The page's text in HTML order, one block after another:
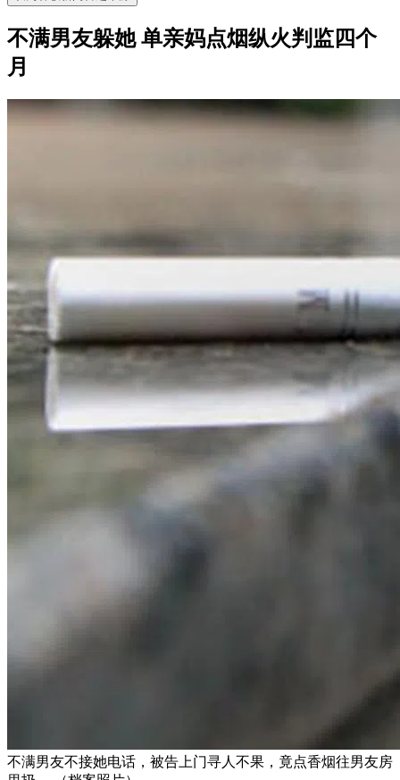
不满男友躲她 单亲妈点烟纵火判监四个
月
不满男友不接她电话，被告上门寻人不果，竟点香烟往男友房